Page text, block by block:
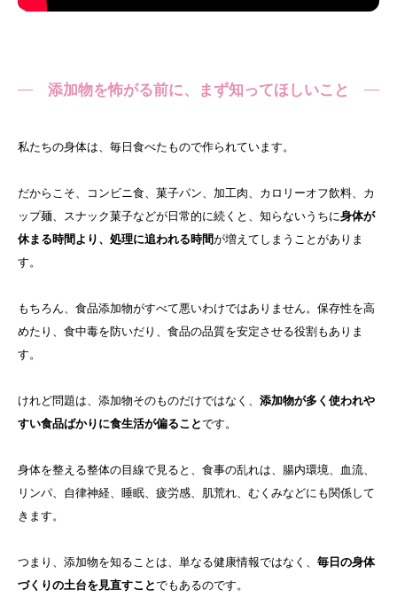
添加物を怖がる前に、まず知ってほしいこと
私たちの身体は、毎日食べたもので作られています。
だからこそ、コンビニ食、菓子パン、加工肉、カロリーオフ飲料、カ
ップ麺、スナック菓子などが日常的に続くと、知らないうちに身体が
休まる時間より、処理に追われる時間が増えてしまうことがありま
す。
もちろん、食品添加物がすべて悪いわけではありません。保存性を高
めたり、食中毒を防いだり、食品の品質を安定させる役割もありま
す。
けれど問題は、添加物そのものだけではなく、 添加物が多く使われや
すい食品ばかりに食生活が偏ることです。
身体を整える整体の目線で見ると、食事の乱れは、腸内環境、血流、
リンパ、自律神経、睡眠、疲労感、肌荒れ、むくみなどにも関係して
きます。
つまり、添加物を知ることは、単なる健康情報ではなく、 毎日の身体
づくりの土台を見直すことでもあるのです。